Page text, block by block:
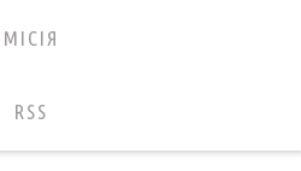
МІСІЯ
RSS